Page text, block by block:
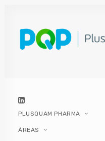
PLUSQUAM PHARMA
ÁREAS